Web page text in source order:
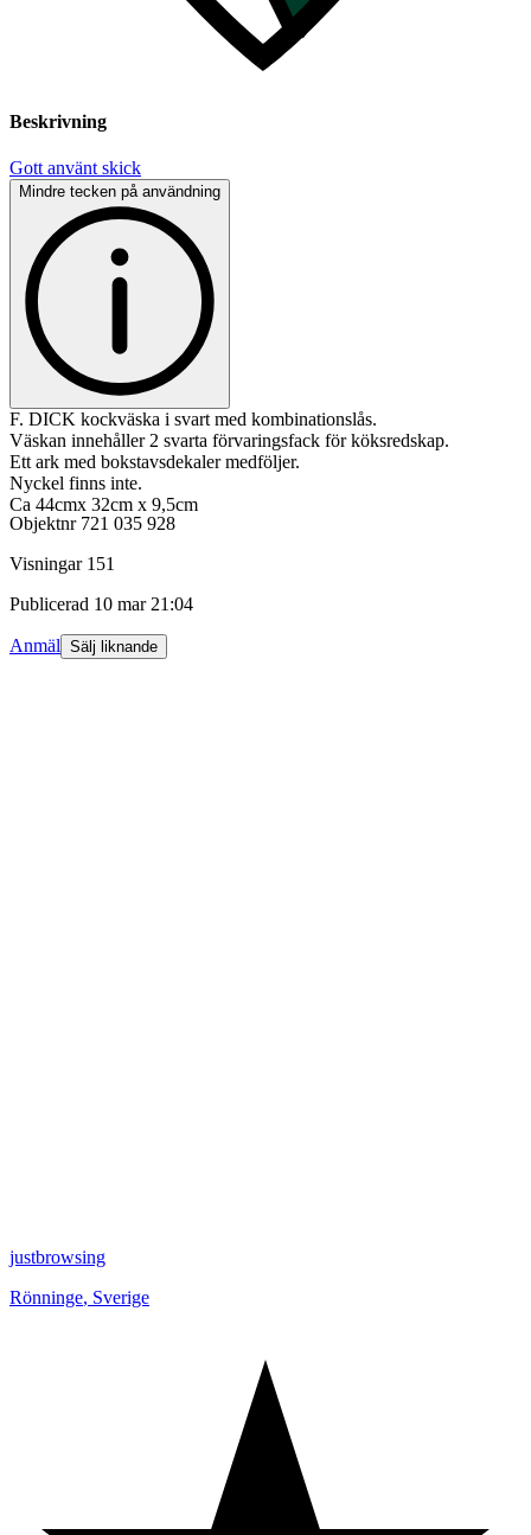
Beskrivning
Gott använt skick
Mindre tecken på användning
F. DICK kockväska i svart med kombinationslås.
Väskan innehåller 2 svarta förvaringsfack för köksredskap.
Ett ark med bokstavsdekaler medföljer.
Nyckel finns inte.
Ca 44cmx 32cm x 9,5cm
Objektnr 721 035 928
Visningar 151
Publicerad 10 mar 21:04
Anmäl Sälj liknande
justbrowsing
Rönninge, Sverige